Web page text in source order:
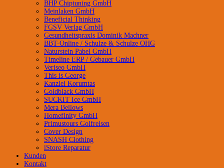
BHP Chiptuning GmbH
Meinlaken GmbH
Beneficial Thinking
FGSV Verlag GmbH
Gesundheitspraxis Dominik Machner
BBT-Online / Schulze & Schulze OHG
Naturstein Pabel GmbH
Timeline ERP / Gebauer GmbH
Veriseo GmbH
This is George
Kanzlei Korumtas
Goldblack GmbH
SUCKIT Ice GmbH
Mera Bellows
Homefinity GmbH
Primustours Golfreisen
Cover Design
SNASH Clothing
iStore Reparatur
Kunden
Kontakt